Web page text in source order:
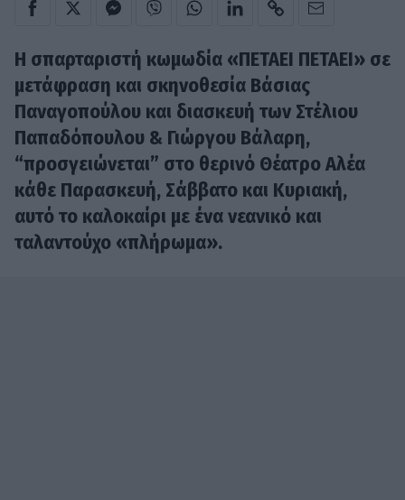
Η σπαρταριστή κωμωδία «ΠΕΤΑΕΙ ΠΕΤΑΕΙ» σε
μετάφραση και σκηνοθεσία Βάσιας
Παναγοπούλου και διασκευή των Στέλιου
Παπαδόπουλου & Γιώργου Βάλαρη,
“προσγειώνεται” στο θερινό Θέατρο Αλέα
κάθε Παρασκευή, Σάββατο και Κυριακή,
αυτό το καλοκαίρι με ένα νεανικό και
ταλαντούχο «πλήρωμα».